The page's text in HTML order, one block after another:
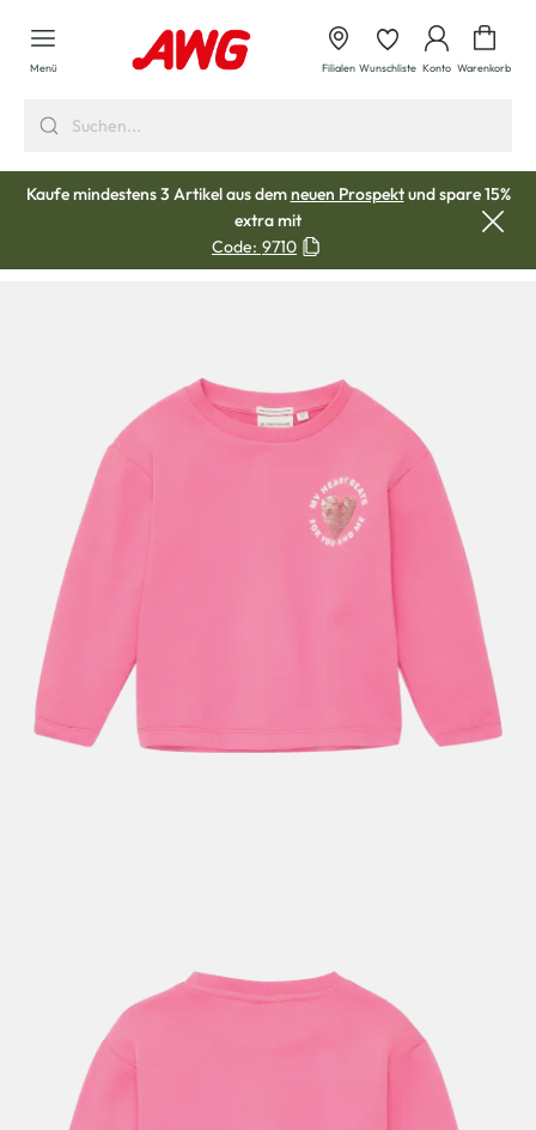
springen
Menü Filialen Wunschliste Konto Warenkorb
Kaufe mindestens 3 Artikel aus demneuen Prospektund spare 15%
extra mit
Code: 9710